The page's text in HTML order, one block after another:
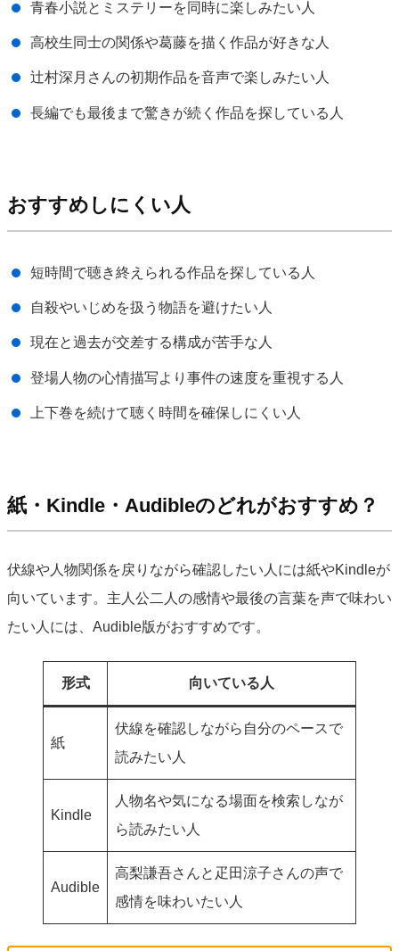
青春小説とミステリーを同時に楽しみたい人
高校生同士の関係や葛藤を描く作品が好きな人
辻村深月さんの初期作品を音声で楽しみたい人
長編でも最後まで驚きが続く作品を探している人
おすすめしにくい人
短時間で聴き終えられる作品を探している人
自殺やいじめを扱う物語を避けたい人
現在と過去が交差する構成が苦手な人
登場人物の心情描写より事件の速度を重視する人
上下巻を続けて聴く時間を確保しにくい人
紙・Kindle・Audibleのどれがおすすめ？
伏線や人物関係を戻りながら確認したい人には紙やKindleが
向いています。主人公二人の感情や最後の言葉を声で味わい
たい人には、Audible版がおすすめです。
形式 向いている人
紙
伏線を確認しながら自分のペースで
読みたい人
Kindle
人物名や気になる場面を検索しなが
ら読みたい人
Audible
高梨謙吾さんと疋田涼子さんの声で
感情を味わいたい人